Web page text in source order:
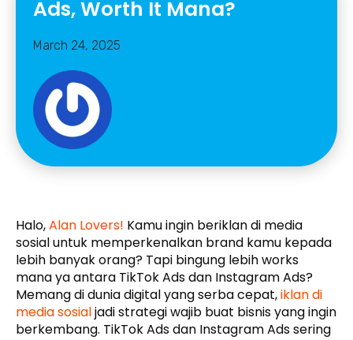
Ads, Worth It Mana?
March 24, 2025
Halo,Alan Lovers! Kamu ingin beriklan di media
sosial untuk memperkenalkan brand kamu kepada
lebih banyak orang? Tapi bingung lebih works
mana ya antara TikTok Ads dan Instagram Ads?
Memang di dunia digital yang serba cepat,iklan di
media sosialjadi strategi wajib buat bisnis yang ingin
berkembang. TikTok Ads dan Instagram Ads sering